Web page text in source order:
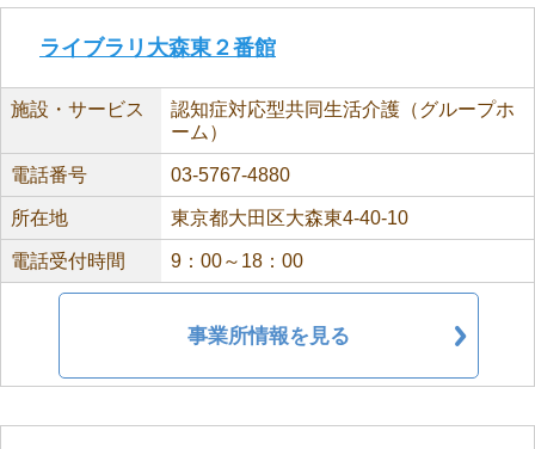
ライブラリ大森東２番館
施設・サービス
認知症対応型共同生活介護（グループホ
ーム）
電話番号 03-5767-4880
所在地 東京都大田区大森東4-40-10
電話受付時間 9：00～18：00
事業所情報を見る